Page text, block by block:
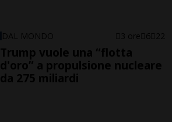
DAL MONDO 3 ore 6 22
Trump vuole una “flotta
d'oro” a propulsione nucleare
da 275 miliardi